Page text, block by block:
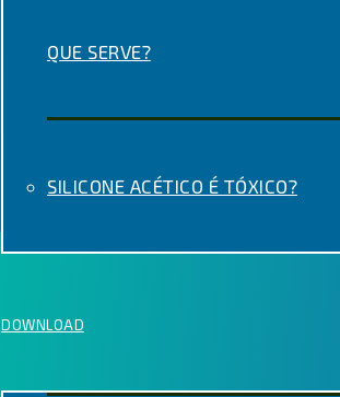
QUE SERVE?
SILICONE ACÉTICO É TÓXICO?
DOWNLOAD